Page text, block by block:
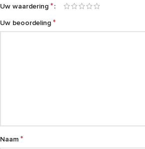
Uw waardering *
Uw beoordeling *
Naam *